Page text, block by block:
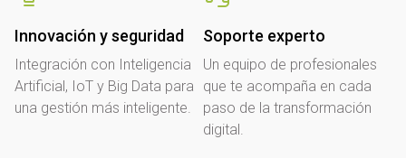
Innovación y seguridad
Integración con Inteligencia
Artificial, IoT y Big Data para
una gestión más inteligente.
Soporte experto
Un equipo de profesionales
que te acompaña en cada
paso de la transformación
digital.